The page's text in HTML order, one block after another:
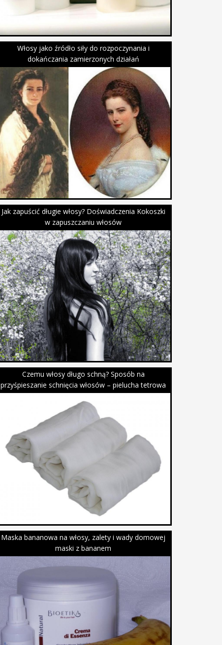
Włosy jako źródło siły do rozpoczynania i
dokańczania zamierzonych działań
Jak zapuścić długie włosy? Doświadczenia Kokoszki
w zapuszczaniu włosów
Czemu włosy długo schną? Sposób na
przyśpieszanie schnięcia włosów – pielucha tetrowa
Maska bananowa na włosy, zalety i wady domowej
maski z bananem